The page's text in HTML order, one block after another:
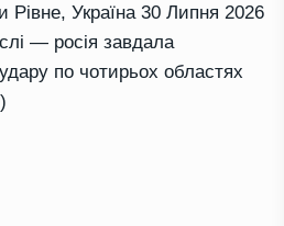
Рівне, Україна 30 Липня 2026
— росія завдала
по чотирьох областях